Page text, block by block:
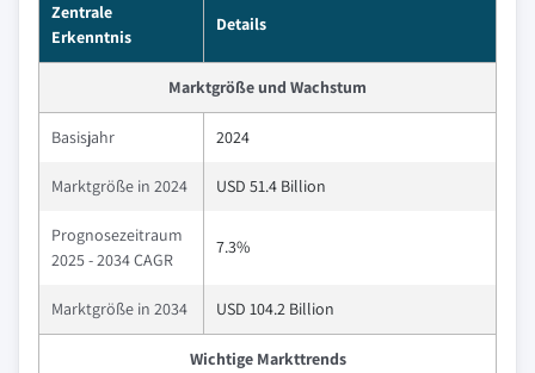
Zentrale
Erkenntnis
Details
Marktgröße und Wachstum
Basisjahr 2024
Marktgröße in 2024 USD 51.4 Billion
Prognosezeitraum
2025 - 2034 CAGR
7.3%
Marktgröße in 2034 USD 104.2 Billion
Wichtige Markttrends